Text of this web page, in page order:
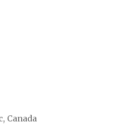
Canada